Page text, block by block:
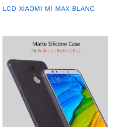
LCD XIAOMI MI MAX BLANC